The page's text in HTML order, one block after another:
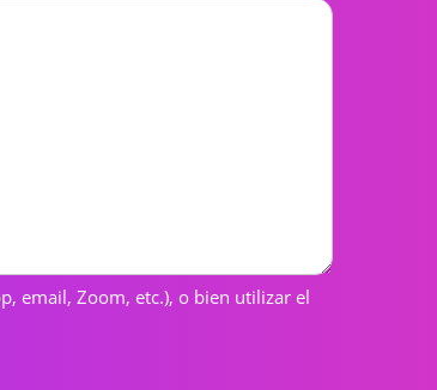
email, Zoom, etc.), o bien utilizar el